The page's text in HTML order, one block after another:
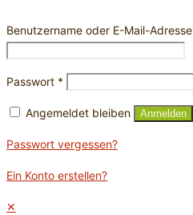
Benutzername oder E-Mail-Adresse
Passwort *
Angemeldet bleiben Anmelden
Passwort vergessen?
Ein Konto erstellen?
✕